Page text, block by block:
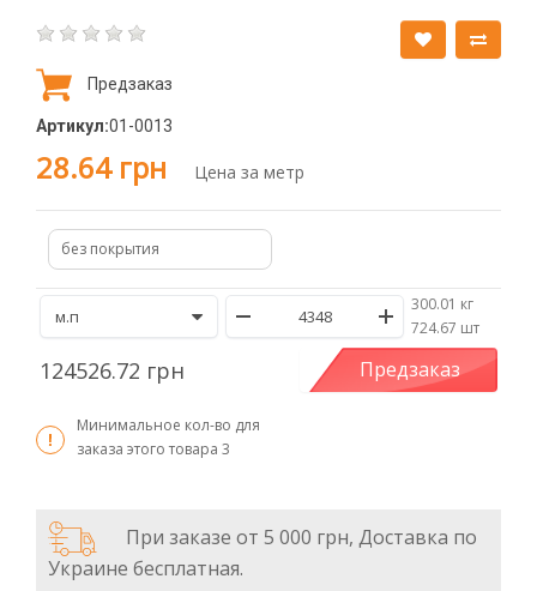
Предзаказ
Артикул:01-0013
28.64 грн Цена за метр
без покрытия
300.01 кг
/724.67 шт
124526.72 грн Предзаказ
Минимальное кол-во для
заказа этого товара 3
При заказе от 5 000 грн, Доставка по
Украине бесплатная.